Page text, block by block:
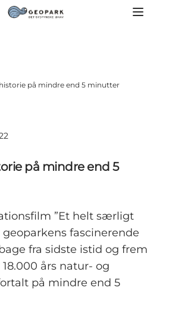
på mindre end 5 minutter
på mindre end 5
”Et helt særligt
fascinerende
fra sidste istid og frem
års natur- og
på mindre end 5